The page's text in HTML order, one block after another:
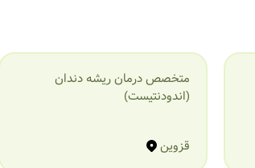
متخصص درمان ریشه دندان
(اندودنتیست)
قزوین